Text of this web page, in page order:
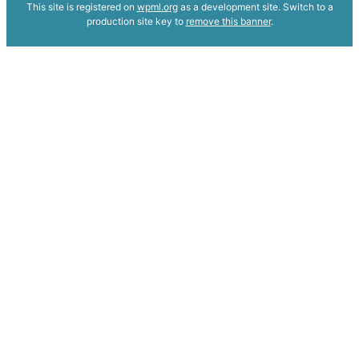
This site is registered on wpml.orgas a development site. Switch to a
production site key to remove this banner.